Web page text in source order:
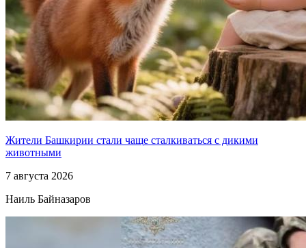
Жители Башкирии стали чаще сталкиваться с дикими
животными
7 августа 2026
Наиль Байназаров